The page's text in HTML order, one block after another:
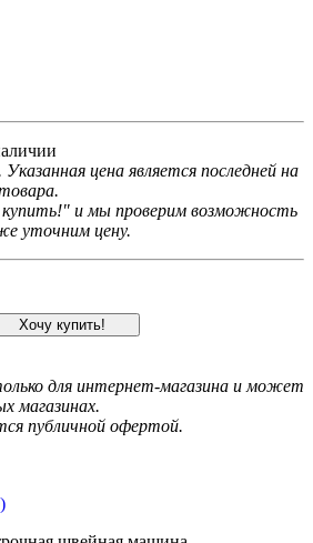
Указанная цена является последней на
и мы проверим возможность
уточним цену.
Хочу купить!
для интернет-магазина и может
магазинах.
публичной офертой.